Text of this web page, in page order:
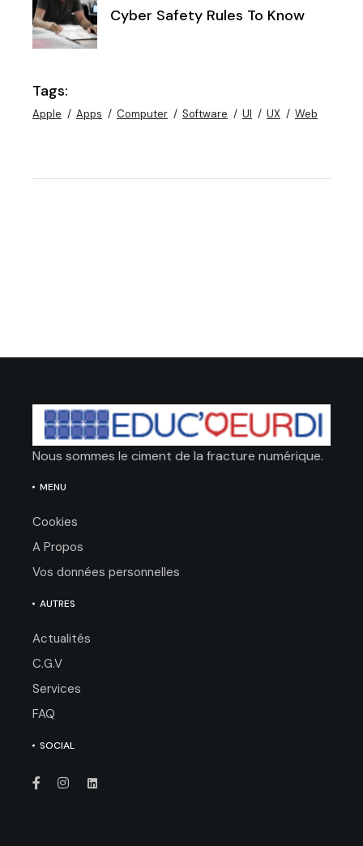
Cyber Safety Rules To Know
Tags:
Apple Apps Computer Software UI UX Web
Nous sommes le ciment de la fracture numérique.
MENU
Cookies
A Propos
Vos données personnelles
AUTRES
Actualités
C.G.V
Services
FAQ
SOCIAL